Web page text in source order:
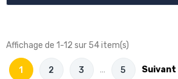
Affichage de 1-12 sur 54 item(s)
1 2 3 … 5 Suivant